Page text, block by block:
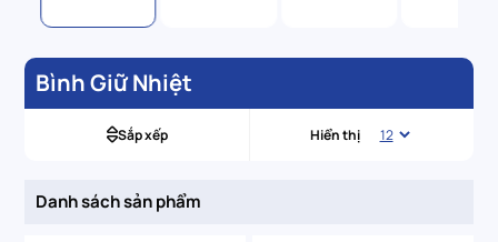
Bình Giữ Nhiệt
Sắp xếp Hiển thị
Danh sách sản phẩm